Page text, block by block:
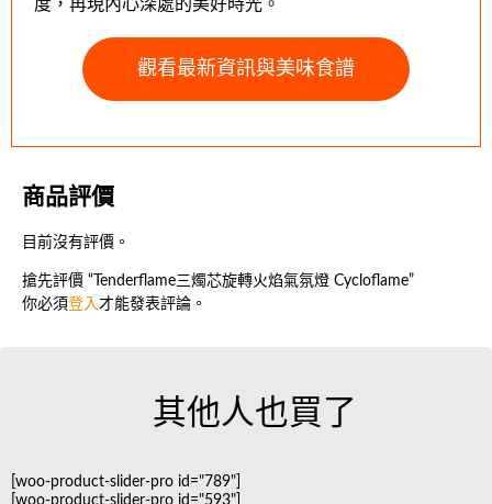
度，再現內心深處的美好時光。
觀看最新資訊與美味食譜
商品評價
目前沒有評價。
搶先評價 “Tenderflame三燭芯旋轉火焰氣氛燈 Cycloflame”
你必須登入才能發表評論。
其他人也買了
[woo-product-slider-pro id="789"]
[woo-product-slider-pro id="593"]